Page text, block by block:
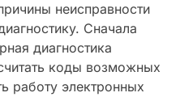
неисправности
Сначала
диагностика
коды возможных
работу электронных